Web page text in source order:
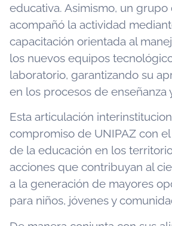
educativa. Asimismo, un
acompañó la actividad
capacitación orientada al
los nuevos equipos
laboratorio, garantizando su
en los procesos de enseñanza
Esta articulación
compromiso de UNIPAZ con
de la educación en los
acciones que contribuyan al
a la generación de mayores
para niños, jóvenes y